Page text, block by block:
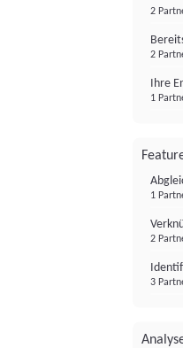
2
2
Ihre
1
1
2
3